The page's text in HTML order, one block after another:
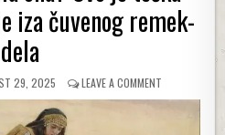
iza čuvenog remek-
dela
29, 2025 LEAVE A COMMENTON
SVAKI